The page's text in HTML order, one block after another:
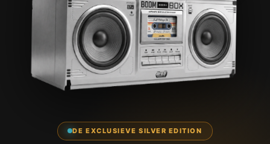
DE EXCLUSIEVE SILVER EDITION